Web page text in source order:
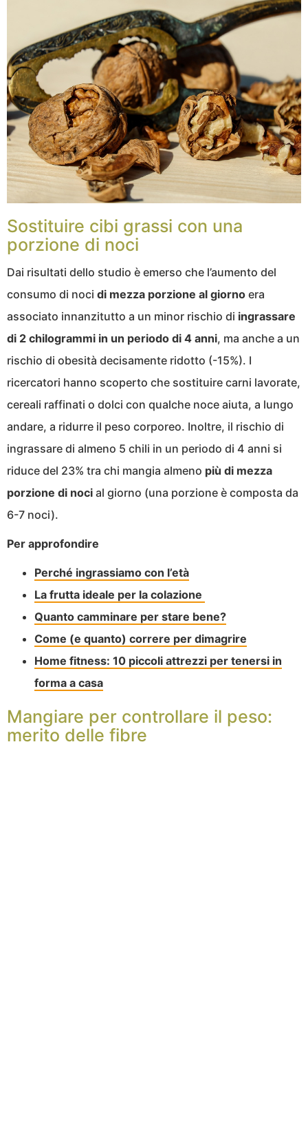
Sostituire cibi grassi con una
porzione di noci
Dai risultati dello studio è emerso che l’aumento del
consumo di noci di mezza porzione al giorno era
associato innanzitutto a un minor rischio di ingrassare
di 2 chilogrammi in un periodo di 4 anni, ma anche a un
rischio di obesità decisamente ridotto (-15%). I
ricercatori hanno scoperto che sostituire carni lavorate,
cereali raffinati o dolci con qualche noce aiuta, a lungo
andare, a ridurre il peso corporeo. Inoltre, il rischio di
ingrassare di almeno 5 chili in un periodo di 4 anni si
riduce del 23% tra chi mangia almeno più di mezza
porzione di noci al giorno (una porzione è composta da
6-7 noci).
Per approfondire
Perché ingrassiamo con l’età
La frutta ideale per la colazione
Quanto camminare per stare bene?
Come (e quanto) correre per dimagrire
Home fitness: 10 piccoli attrezzi per tenersi in
forma a casa
Mangiare per controllare il peso:
merito delle fibre